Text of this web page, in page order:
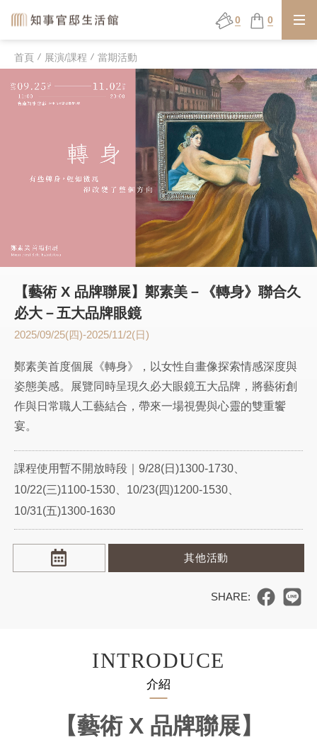
0 0
首頁 展演/課程 當期活動
【藝術 X 品牌聯展】鄭素美－《轉身》聯合久
必大－五大品牌眼鏡
2025/09/25(四)-2025/11/2(日)
鄭素美首度個展《轉身》，以女性自畫像探索情感深度與
姿態美感。展覽同時呈現久必大眼鏡五大品牌，將藝術創
作與日常職人工藝結合，帶來一場視覺與心靈的雙重饗
宴。
課程使用暫不開放時段｜9/28(日)1300-1730、
10/22(三)1100-1530、10/23(四)1200-1530、
10/31(五)1300-1630
其他活動
INTRODUCE
介紹
【藝術 X 品牌聯展】